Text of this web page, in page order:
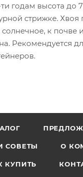
годам высота до
стрижке.
к почве
Рекомендуется
СОВЕТЫ О
КУПИТЬ